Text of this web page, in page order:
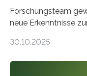
Forschungsteam
neue Erkenntnisse
Landpflanzen
30.10.2025